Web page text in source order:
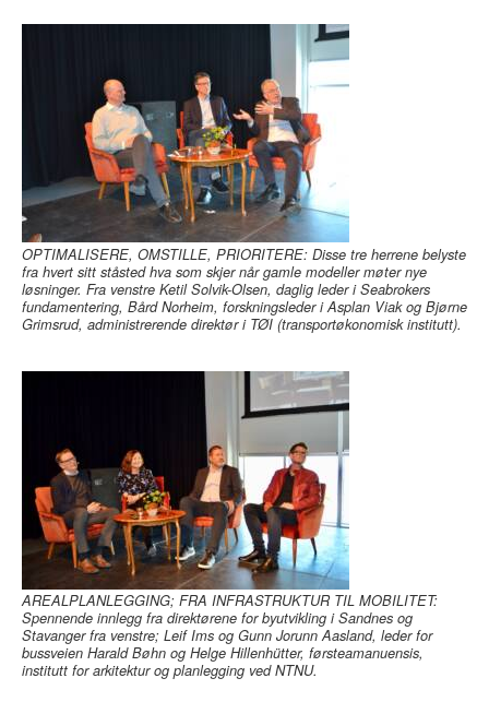
OPTIMALISERE, OMSTILLE, PRIORITERE: Disse tre herrene belyste
fra hvert sitt ståsted hva som skjer når gamle modeller møter nye
løsninger. Fra venstre Ketil Solvik-Olsen, daglig leder i Seabrokers
fundamentering, Bård Norheim, forskningsleder i Asplan Viak og Bjørne
Grimsrud, administrerende direktør i TØI (transportøkonomisk institutt).
AREALPLANLEGGING; FRA INFRASTRUKTUR TIL MOBILITET:
Spennende innlegg fra direktørene for byutvikling i Sandnes og
Stavanger fra venstre; Leif Ims og Gunn Jorunn Aasland, leder for
bussveien Harald Bøhn og Helge Hillenhütter, førsteamanuensis,
institutt for arkitektur og planlegging ved NTNU.